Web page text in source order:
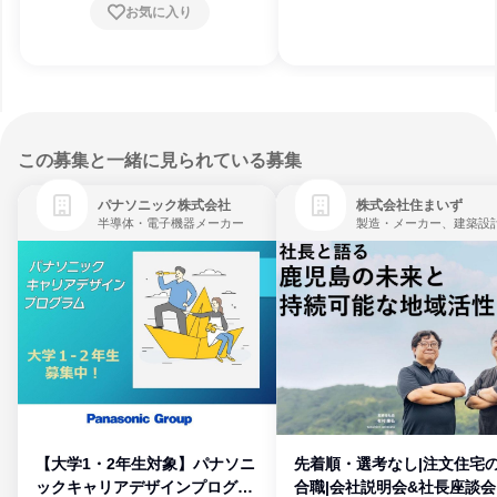
お気に入り
この募集と一緒に見られている募集
パナソニック株式会社
半導体・電子機器メーカー
【大学1・2年生対象】パナソニ
ックキャリアデザインプログラ
株式会社住まいず
製造・メーカー、建築設
先着順・選考なし|注文住宅
合職|会社説明会&社長座談会